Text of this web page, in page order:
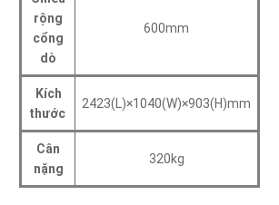
rộng
cổng
dò
600mm
Kích
thước
2423(L)×1040(W)×903(H)mm
Cân
nặng
320kg